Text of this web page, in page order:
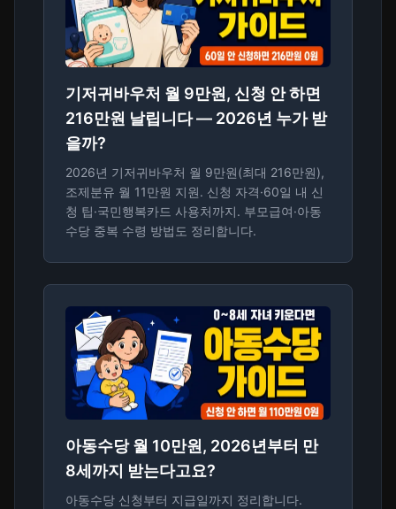
기저귀바우처 월 9만원, 신청 안 하면
216만원 날립니다 — 2026년 누가 받
을까?
2026년 기저귀바우처 월 9만원(최대 216만원),
조제분유 월 11만원 지원. 신청 자격·60일 내 신
청 팁·국민행복카드 사용처까지. 부모급여·아동
수당 중복 수령 방법도 정리합니다.
아동수당 월 10만원, 2026년부터 만
8세까지 받는다고요?
아동수당 신청부터 지급일까지 정리합니다.